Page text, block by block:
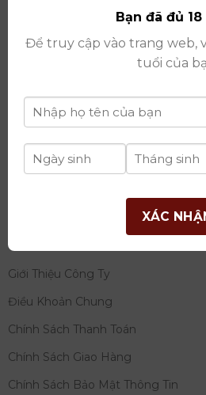
Phố Hà Nội cấp lần đầu ngày
thay đổi lần thứ 17 ngày 06/08/
Giấy phép Phân Phối Rượu số
Công Thương cấp ngày 14/11/
Ngân hàng:Ngân hàng
Việt Nam (BIDV)
tư quốc tế Ý-Việt
Tây Hồ, TP Hà Nội
THÔNG TIN
Giới Thiệu Công Ty
Điều Khoản Chung
Chính Sách Thanh Toán
Chính Sách Giao Hàng
Chính Sách Bảo Mật Thông Tin
Bạn đã đủ
Để truy cập vào trang web,
tuổi của
XÁC